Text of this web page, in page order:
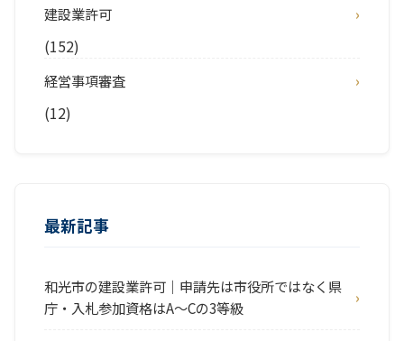
建設業許可
(152)
経営事項審査
(12)
最新記事
和光市の建設業許可｜申請先は市役所ではなく県
庁・入札参加資格はA〜Cの3等級